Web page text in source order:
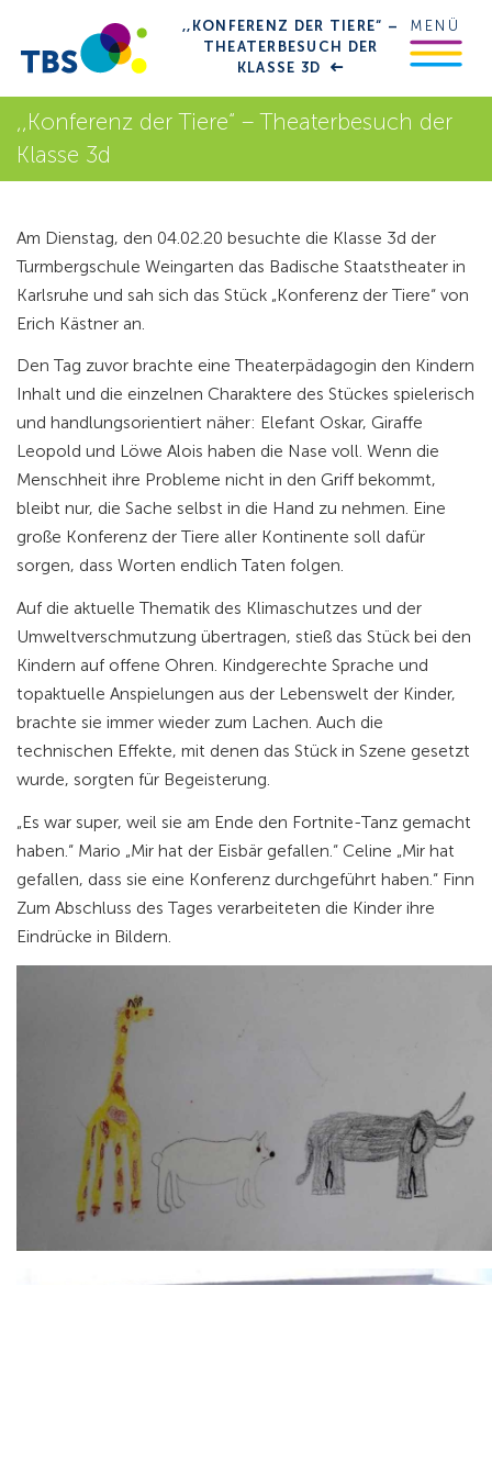
,,KONFERENZ DER TIERE“ –
THEATERBESUCH DER
KLASSE 3D
MENÜ
,,Konferenz der Tiere“ – Theaterbesuch der
Klasse 3d
Am Dienstag, den 04.02.20 besuchte die Klasse 3d der
Turmbergschule Weingarten das Badische Staatstheater in
Karlsruhe und sah sich das Stück „Konferenz der Tiere“ von
Erich Kästner an.
Den Tag zuvor brachte eine Theaterpädagogin den Kindern
Inhalt und die einzelnen Charaktere des Stückes spielerisch
und handlungsorientiert näher: Elefant Oskar, Giraffe
Leopold und Löwe Alois haben die Nase voll. Wenn die
Menschheit ihre Probleme nicht in den Griff bekommt,
bleibt nur, die Sache selbst in die Hand zu nehmen. Eine
große Konferenz der Tiere aller Kontinente soll dafür
sorgen, dass Worten endlich Taten folgen.
Auf die aktuelle Thematik des Klimaschutzes und der
Umweltverschmutzung übertragen, stieß das Stück bei den
Kindern auf offene Ohren. Kindgerechte Sprache und
topaktuelle Anspielungen aus der Lebenswelt der Kinder,
brachte sie immer wieder zum Lachen. Auch die
technischen Effekte, mit denen das Stück in Szene gesetzt
wurde, sorgten für Begeisterung.
„Es war super, weil sie am Ende den Fortnite-Tanz gemacht
haben.“ Mario „Mir hat der Eisbär gefallen.“ Celine „Mir hat
gefallen, dass sie eine Konferenz durchgeführt haben.“ Finn
Zum Abschluss des Tages verarbeiteten die Kinder ihre
Eindrücke in Bildern.